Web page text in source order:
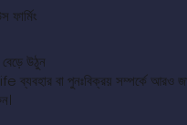
ফার্মিং
উঠুন
বা পুনঃবিক্রয় সম্পর্কে আরও